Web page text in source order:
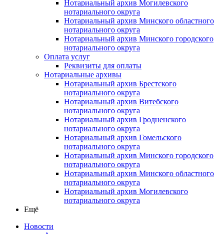
Нотариальный архив Могилевского
нотариального округа
Нотариальный архив Минского областного
нотариального округа
Нотариальный архив Минского городского
нотариального округа
Оплата услуг
Реквизиты для оплаты
Нотариальные архивы
Нотариальный архив Брестского
нотариального округа
Нотариальный архив Витебского
нотариального округа
Нотариальный архив Гродненского
нотариального округа
Нотариальный архив Гомельского
нотариального округа
Нотариальный архив Минского городского
нотариального округа
Нотариальный архив Минского областного
нотариального округа
Нотариальный архив Могилевского
нотариального округа
Ещё
Новости